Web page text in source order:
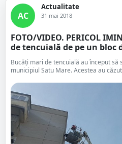
AC
Actualitate
31 mai 2018
FOTO/VIDEO. PERICOL
de tencuială de pe un bloc
Bucăți mari de tencuială au început să
municipiul Satu Mare. Acestea au